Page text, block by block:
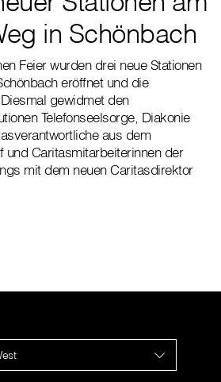
in Schönbach
Feier wurden drei neue Stationen
eröffnet und die
gewidmet den
Telefonseelsorge, Diakonie
aus dem
und Caritasmitarbeiterinnen der
mit dem neuen Caritasdirektor